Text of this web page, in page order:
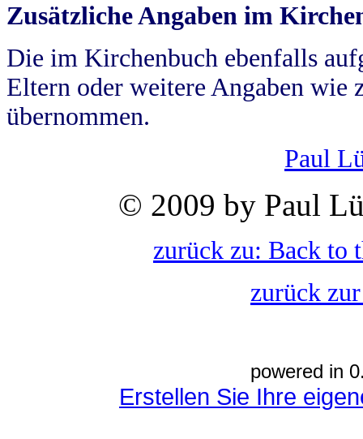
Zusätzliche Angaben im
Die im Kirchenbuch ebenfalls
Eltern oder weitere Angaben wie
übernommen.
Paul
© 2009 by Paul
zurück zu: Back to
zurück
powered in
Erstellen Sie Ihre